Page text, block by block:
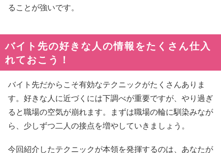
ることが強いです。
バイト先の好きな人の情報をたくさん仕入
れておこう！
バイト先だからこそ有効なテクニックがたくさんありま
す。好きな人に近づくには下調べが重要ですが、やり過ぎ
ると職場の空気が崩れます。まずは職場の輪に馴染みなが
ら、少しずつ二人の接点を増やしていきましょう。
今回紹介したテクニックが本領を発揮するのは、あなたが